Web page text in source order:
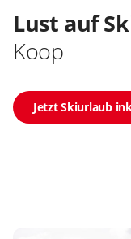
Lust auf
Koop
Jetzt Skiurlaub